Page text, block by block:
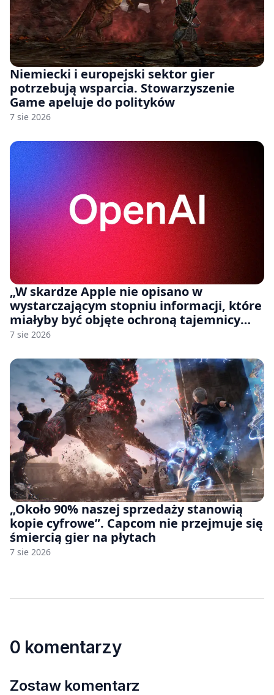
Niemiecki i europejski sektor gier
potrzebują wsparcia. Stowarzyszenie
Game apeluje do polityków
7 sie 2026
„W skardze Apple nie opisano w
wystarczającym stopniu informacji, które
miałyby być objęte ochroną tajemnicy
handlowej”. OpenAI żąda odrzucenia
7 sie 2026
„Około 90% naszej sprzedaży stanowią
kopie cyfrowe”. Capcom nie przejmuje się
śmiercią gier na płytach
7 sie 2026
0 komentarzy
Zostaw komentarz